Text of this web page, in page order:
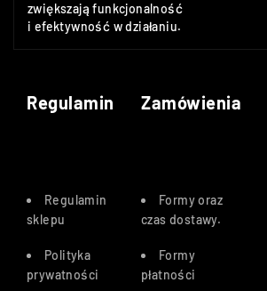
zwiększają funkcjonalność
i efektywność w działaniu.
Regulamin Zamówienia
Regulamin
sklepu
Polityka
prywatności
Formy oraz
czas dostawy.
Formy
płatności